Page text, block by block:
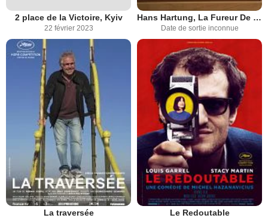
2 place de la Victoire, Kyiv
22 février 2023
Hans Hartung, La Fureur De Peindre
Date de sortie inconnue
La traversée Le Redoutable